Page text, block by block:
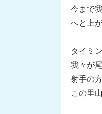
今まで
へと上
タイミ
我々が
射手の
この里